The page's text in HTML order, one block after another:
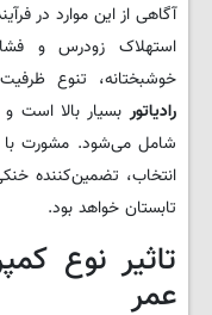
آگاهی از این موارد در
استهلاک زودرس و
خوشبختانه، تنوع
رادیاتوربسیار بالا است
شامل می‌شود. مشورت
انتخاب، تضمین‌کننده
تابستان خواهد بود.
تاثیر نوع
عمر